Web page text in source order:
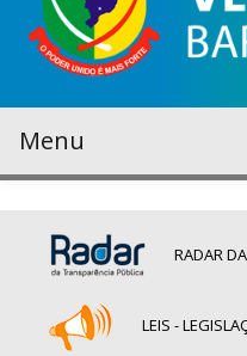
Menu
RADAR
LEIS -